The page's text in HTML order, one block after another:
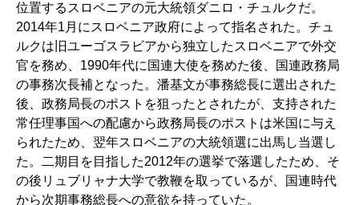
位置するスロベニアの元大統領ダニロ・チュルクだ。
2014年1月にスロベニア政府によって指名された。チュ
ルクは旧ユーゴスラビアから独立したスロベニアで外交
官を務め、1990年代に国連大使を務めた後、国連政務局
の事務次長補となった。潘基文が事務総長に選出された
後、政務局長のポストを狙ったとされたが、支持された
常任理事国への配慮から政務局長のポストは米国に与え
られたため、翌年スロベニアの大統領選に出馬し当選し
た。二期目を目指した2012年の選挙で落選したため、そ
の後リュブリャナ大学で教鞭を取っているが、国連時代
から次期事務総長への意欲を持っていた。